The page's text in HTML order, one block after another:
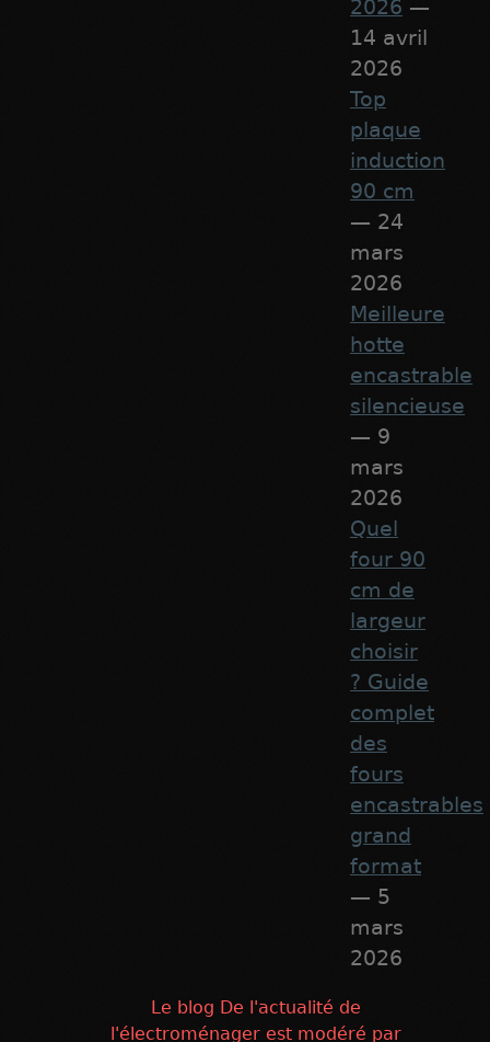
2026 —
14 avril
2026
Top
plaque
induction
90 cm
— 24
mars
2026
Meilleure
hotte
encastrable
silencieuse
— 9
mars
2026
Quel
four 90
cm de
largeur
choisir
? Guide
complet
des
fours
encastrables
grand
format
— 5
mars
2026
Le blog De l'actualité de
l'électroménager est modéré par